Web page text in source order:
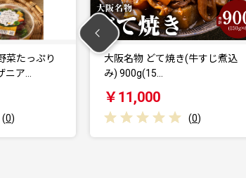
き(牛すじ煮込
やみつき 国産鶏もも味噌焼き
900g(150g×…
￥11,000